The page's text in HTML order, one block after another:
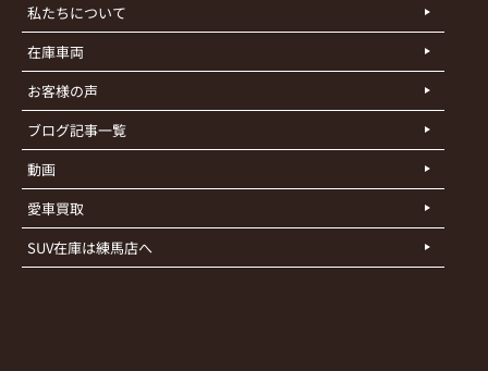
私たちについて
在庫車両
お客様の声
ブログ記事一覧
動画
愛車買取
SUV在庫は練馬店へ